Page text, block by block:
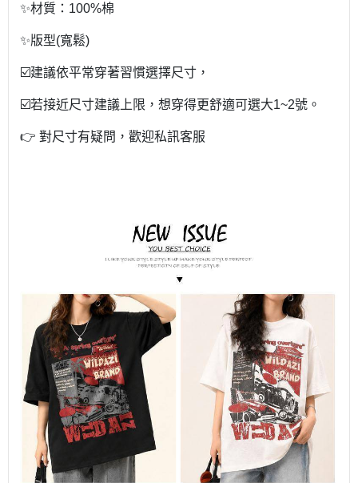
✨材質：100%棉
✨版型(寬鬆)
☑️建議依平常穿著習慣選擇尺寸，
☑️若接近尺寸建議上限，想穿得更舒適可選大1~2號。
👉 對尺寸有疑問，歡迎私訊客服